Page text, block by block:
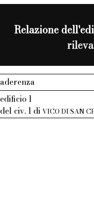
Relazione
aderenza
edificio 1
del civ. 1 diVICO DI SAN